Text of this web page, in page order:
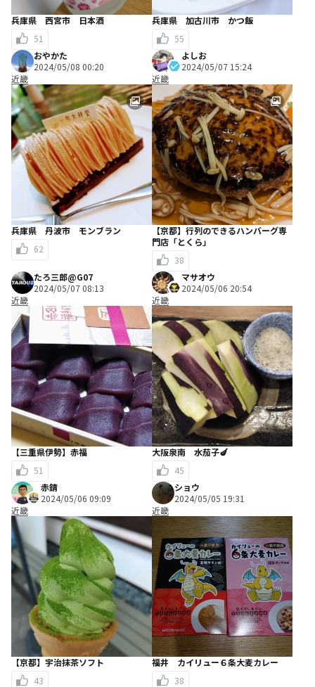
兵庫県 西宮市 日本酒
51
兵庫県 加古川市 かつ飯
55
おやかた
2024/05/08 00:20
近畿
兵庫県 丹波市 モンブラン
62
よしお
2024/05/07 15:24
近畿
【京都】行列のできるハンバーグ専
門店「とくら」
38
たろ三郎@G07
2024/05/07 08:13
近畿
【三重県伊勢】赤福
51
マサオウ
2024/05/06 20:54
近畿
大阪泉南 水茄子🍆
45
赤錆
2024/05/06 09:09
近畿
【京都】宇治抹茶ソフト
43
ショウ
2024/05/05 19:31
近畿
福井 カイリュー６条大麦カレー
38